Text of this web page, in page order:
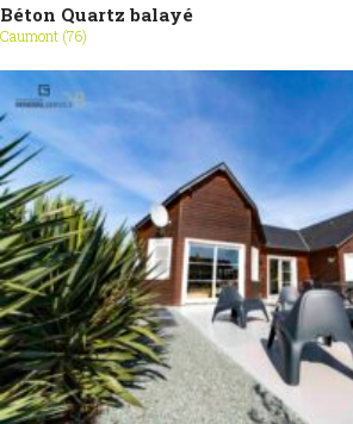
Béton Quartz balayé
Caumont (76)